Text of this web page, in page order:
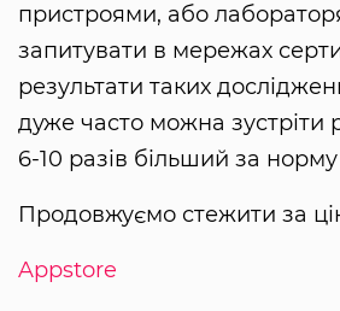
пристроями, або
запитувати в мережах
результати таких
дуже часто можна зустріти
6-10 разів більший за норму
Продовжуємо стежити за
Appstore